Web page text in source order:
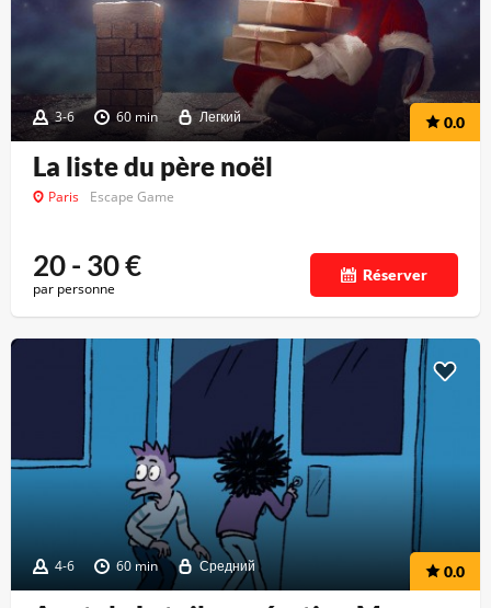
3-6 60 min Легкий 0.0
La liste du père noël
Paris Escape Game
20 - 30€
par personne
Réserver
4-6 60 min Средний 0.0